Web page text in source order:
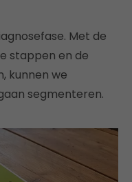
Met de
stappen en de
kunnen we
segmenteren.